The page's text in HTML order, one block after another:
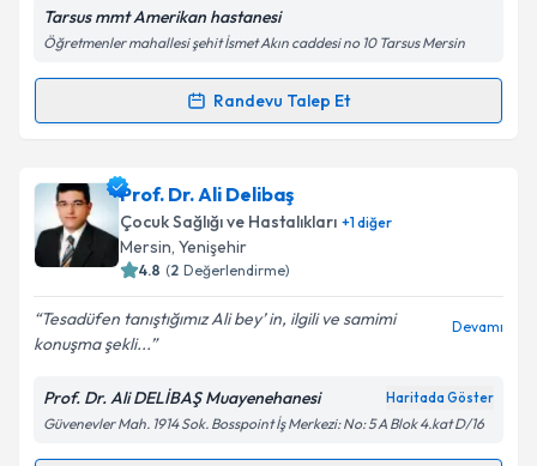
Kişisel verilerimin işlenmesine ilişkinAydınlatma
Metni'ni okudum ve kişisel verilerimin belirtilen
kapsamda işlenmesini kabul ediyorum.
Tarsus mmt Amerikan hastanesi
Öğretmenler mahallesi şehit İsmet Akın caddesi no 10 Tarsus Mersin
Randevu Talep Et
Randevu Takvimi Talebi
Op. Dr. Ahmet Beyazıt Kılıç
talebi oluşturun. Size bu uzmandan randevu almanız
için bir takvim hazırlandığında e-posta ile
bilgilendireceğiz.
E-posta Adresiniz
Kişisel verilerimin işlenmesine ilişkinAydınlatma
Metni'ni okudum ve kişisel verilerimin belirtilen
Prof. Dr. Ali Delibaş
Çocuk Sağlığı ve Hastalıkları +1diğer
Mersin, Yenişehir
4.8 (2 Değerlendirme)
Tesadüfen tanıştığımız Ali bey’ in, ilgili ve samimi
konuşma şekli...
Devamı
Prof. Dr. Ali DELİBAŞ Muayenehanesi Haritada Göster
Güvenevler Mah. 1914 Sok. Bosspoint İş Merkezi: No: 5 A Blok 4.kat D/16